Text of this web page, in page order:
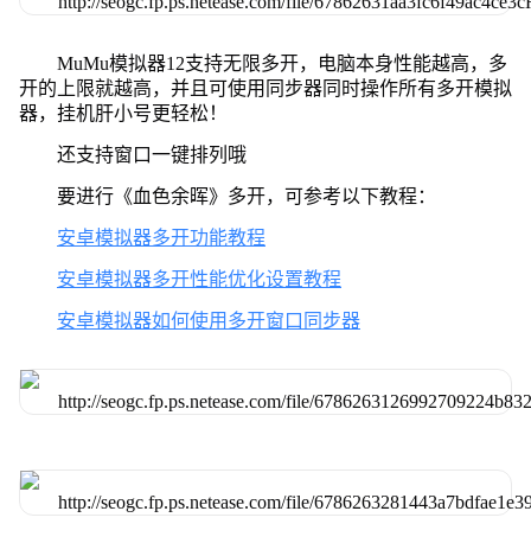
MuMu模拟器12支持无限多开，电脑本身性能越高，多
开的上限就越高，并且可使用同步器同时操作所有多开模拟
器，挂机肝小号更轻松！
还支持窗口一键排列哦
要进行《血色余晖》多开，可参考以下教程：
安卓模拟器多开功能教程
安卓模拟器多开性能优化设置教程
安卓模拟器如何使用多开窗口同步器